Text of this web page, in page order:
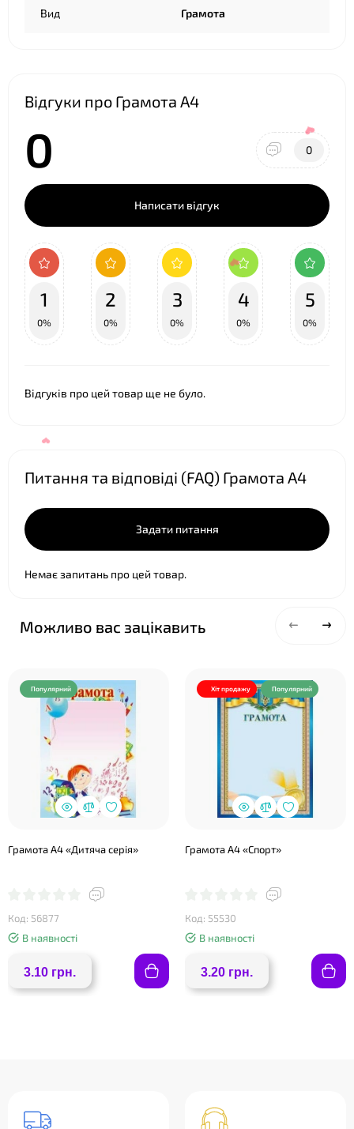
Вид Грамота
Відгуки про Грамота А4
0 0
Написати відгук
1
0%
2
0%
3
0%
4
0%
5
0%
Відгуків про цей товар ще не було.
Питання та відповіді (FAQ) Грамота А4
Задати питання
Немає запитань про цей товар.
Можливо вас зацікавить
Популярний
Грамота А4 «Дитяча серія»
Код: 56877
В наявності
3.10 грн.
Хіт продажу Популярний
Грамота А4 «Спорт»
Код: 55530
В наявності
3.20 грн.
❤
❤